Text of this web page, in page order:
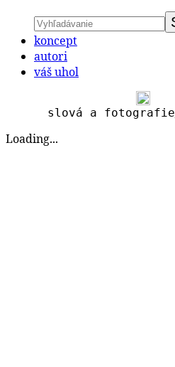
koncept
autori
váš uhol
slová a fotografie
Loading...